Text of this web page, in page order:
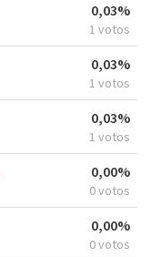
0,03%
1 votos
0,03%
1 votos
0,03%
1 votos
0,00%
0 votos
0,00%
0 votos